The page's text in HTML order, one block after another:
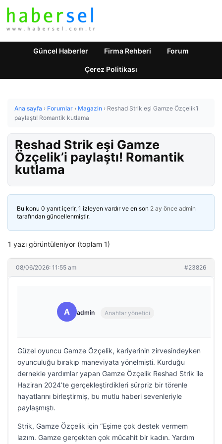
Güncel Haberler Firma Rehberi Forum
Çerez Politikası
Ana sayfa › Forumlar › Magazin › Reshad Strik eşi Gamze Özçelik’i
paylaştı! Romantik kutlama
Reshad Strik eşi Gamze
Özçelik’i paylaştı! Romantik
kutlama
Bu konu 0 yanıt içerir, 1 izleyen vardır ve en son 2 ay önce admin
tarafından güncellenmiştir.
1 yazı görüntüleniyor (toplam 1)
08/06/2026: 11:55 am #23826
A admin Anahtar yönetici
Güzel oyuncu Gamze Özçelik, kariyerinin zirvesindeyken
oyunculuğu bırakıp maneviyata yönelmişti. Kurduğu
dernekle yardımlar yapan Gamze Özçelik Reshad Strik ile
Haziran 2024’te gerçekleştirdikleri sürpriz bir törenle
hayatlarını birleştirmiş, bu mutlu haberi sevenleriyle
paylaşmıştı.
Strik, Gamze Özçelik için “Eşime çok destek vermem
lazım. Gamze gerçekten çok mücahit bir kadın. Yardım